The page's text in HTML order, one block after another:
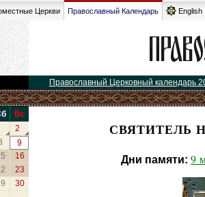
Церкви Православный Календарь English
Православный Церковный календарь
Вс
2
9
16
23
30
СВЯТИТЕЛЬ
Дни памяти: 9